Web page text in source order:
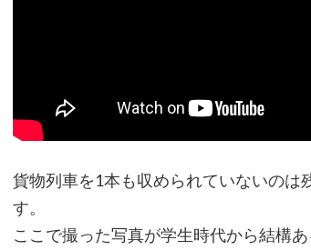
貨物列車を1本も収められていないのは
す。
ここで撮った写真が学生時代から結構あ